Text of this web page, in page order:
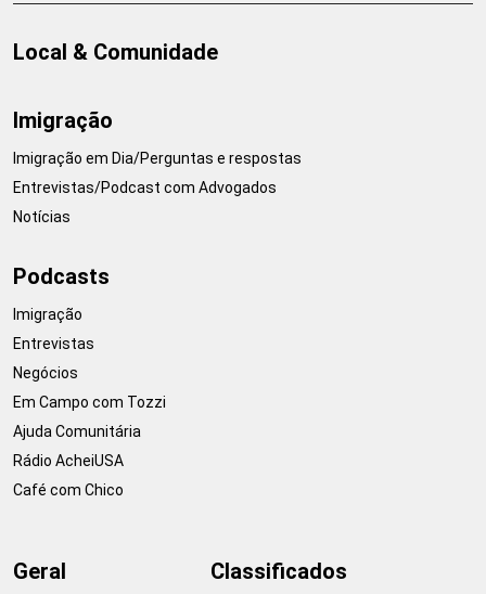
Local & Comunidade
Imigração
Imigração em Dia/Perguntas e respostas
Entrevistas/Podcast com Advogados
Notícias
Podcasts
Imigração
Entrevistas
Negócios
Em Campo com Tozzi
Ajuda Comunitária
Rádio AcheiUSA
Café com Chico
Geral Classificados